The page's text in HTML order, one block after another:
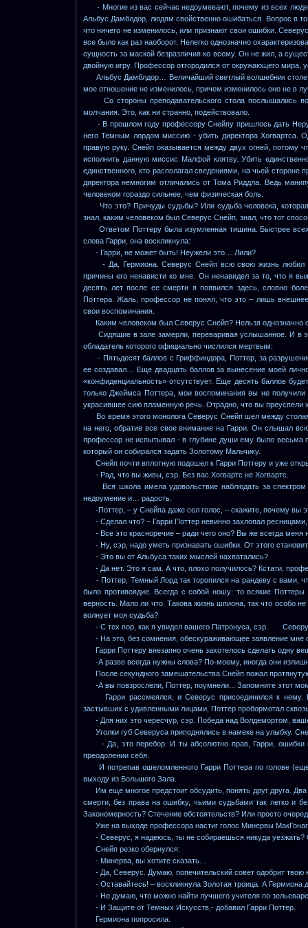
- Многие из вас сейчас недоумевают, почему из всех
Альбус Дамблдор, людям свойственно ошибаться. Вопрос в
что ничего не изменилось, или признают свои ошибки.
все было как раз наоборот. Нелегко однозначно
сущность за маской безразличия ко всему. Он не жил, а
двойную игру. Профессор отгородился от окружающего мира,
Альбус Дамблдор… Величайший светлый волшебник
мое отношение не изменилось, причем изменилось оно не в
Со стороны преподавательского стола послышались
молчания. Это, как ни странно, подействовало.
- В прошлом году профессору Снейпу пришлось дать
него Темным лордом миссию - убить директора
правую руку. Снейп оказывается между двух огней, потому
исполнить данную миссис Малфой клятву. Убить
единственного, кто располагал сведениями, на чьей
директора немногим отличались от Тома Риддла. Ведь
человеком гораздо сильнее, чем физическая боль.
Что это? Причуды судьбы? Или судьба человека,
знал, каким человеком был Северус Снейп, знал, что тот
Ответом Поттеру была изумленная тишина. Быстрее всех
слова Гарри, она воскликнула:
- Гарри, не может быть! Неужели это… Лили?
- Да, Гермиона. Северус Снейп всю свою жизнь любил
причины его ненависти ко мне. Он ненавидел за то, что я
десять лет после ее смерти я появился здесь, словно
Поттера. Жаль, профессор не понял, что это – лишь
свои воспоминания.
Каким человеком был Северус Снейп? Нельзя однозначно
Сидящие в зале замерли, переваривая услышанное. И в
обладатель которого официально числился мертвым:
- Пятьдесят баллов с Гриффиндора, Поттер, за
ее создавал… Еще двадцать баллов за вынесение моей
«конфиденциальность» отсутствует. Еще десять баллов
только Джеймса Поттера, мои воспоминания вы не
украсившее сию пламенную речь. Отрадно, что вы преуспели
Во время этого монолога Северус Снейп шел между
на него, обратив все свое внимание на Гарри. Он слышал
профессор не испытывал - в глубине души ему было весьма
который он собирался задать Золотому Мальчику.
Снейп почти вплотную подошел к Гарри Поттеру и уже
- Рад, что вы живы, сэр. Без вас Хогвартс не Хогвартс.
Вся школа имела удовольствие наблюдать за спектром
недоумение и… радость.
-Поттер, – у Снейпа даже сел голос, – скажите, почему вы
- Сделал что? – Гарри Поттер невинно захлопал
- Все это красноречие – ради чего оно? Вы же всегда
- Ну, сэр, надо уметь признавать ошибки. От этого
- Это вы от Альбуса таких мыслей нахватались?
- Да нет. Это я сам. А что, плохо получилось? Кстати,
- Поттер, Темный Лорд так торопился на рандеву с вами,
было противоядие. Всегда с собой ношу: то всякие
верность. Мало ли что. Такова жизнь шпиона, так что особо
волнует моя судьба?
- С тех пор, как я увидел вашего Патронуса, сэр. Северус
- На это, без сомнения, обескураживающее заявление мне
Гарри Поттеру внезапно очень захотелось сделать одну
-А разве всегда нужны слова? По-моему, иногда они
После секундного замешательства Снейп пожал
-А вы повзрослели, Поттер, поумнели... Запомните этот
Гарри рассмеялся, и Северус присоединился к нему.
застывших с удивленными лицами, Поттер пробормотал
- Для них это чересчур, сэр. Победа над Волдемортом,
Уголки губ Северуса приподнялись в намеке на улыбку.
- Да, это перебор. И ты абсолютно прав, Гарри, ошибки
преодолении себя.
И потрепав ошеломленного Гарри Поттера по голове
выходу из Большого Зала.
Им еще многое предстоит обсудить, понять друг друга.
смерти, без права на ошибку, чьими судьбами так легко и
Закономерность? Стечение обстоятельств? Или просто
Уже на выходе профессора настиг голос Минервы
- Северус, я надеюсь, ты не собираешься никуда уезжать?
Снейп резко обернулся:
- Минерва, вы хотите сказать…
- Да, Северус. Думаю, попечительский совет одобрит твою
- Оставайтесь! – воскликнула Золотая троица. А Гермиона
- Не думаю, что можно найти лучшего учителя по
- И Защите от Темных Искусств,- добавил Гарри Поттер.
Гермиона попросила: